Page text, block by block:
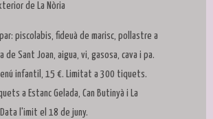
de La Nòria
piscolabis, fideuà de marisc, pollastre a
de Sant Joan, aigua, vi, gasosa, cava i pa.
infantil, 15 €. Limitat a 300 tiquets.
a Estanc Gelada, Can Butinyà i La
l'imit el 18 de juny.